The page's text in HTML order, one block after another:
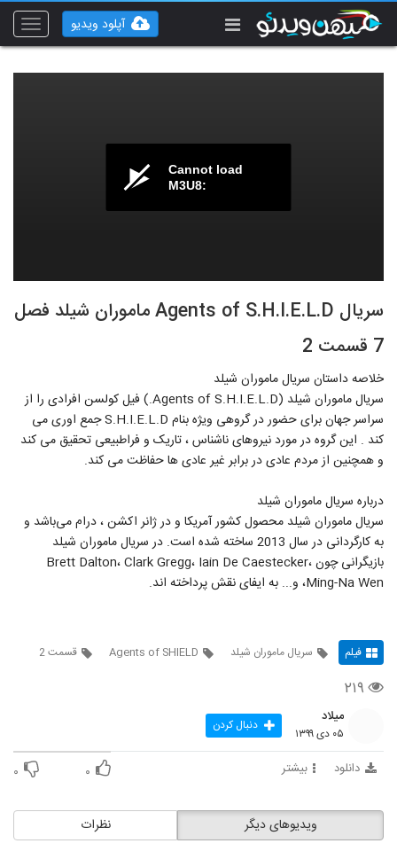
Toggle
آپلود ویدیو
Cannot load
M3U8:
سریال Agents of S.H.I.E.L.D ماموران شیلد فصل
7 قسمت 2
خلاصه داستان سریال ماموران شیلد
سریال ماموران شیلد (Agents of S.H.I.E.L.D.) فیل کولسن افرادی را از
سراسر جهان برای حضور در گروهی ویژه بنام S.H.I.E.L.D جمع اوری می
کند . این گروه در مورد نیروهای ناشناس ، تاریک و فراطبیعی تحقیق می کند
و همچنین از مردم عادی در برابر غیر عادی ها حفاظت می کند.
درباره سریال ماموران شیلد
سریال ماموران شیلد محصول کشور آمریکا و در ژانر اکشن ، درام می‌باشد و
به کارگردانی در سال 2013 ساخته شده است. در سریال ماموران شیلد
بازیگرانی چون Brett Dalton، Clark Gregg، Iain De Caestecker،
Ming-Na Wen، و... به ایفای نقش پرداخته اند.
فیلم سریال ماموران شیلد Agents of SHIELD قسمت 2
۲۱۹
میلاد
۰۵ دی ۱۳۹۹ دنبال کردن
دانلود بیشتر ۰ ۰
نظرات ویدیوهای دیگر